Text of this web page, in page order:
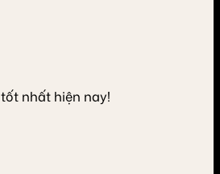
nhất hiện nay!